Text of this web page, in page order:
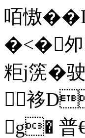
咟慠
�<�
粔j箲�
 袳
g�